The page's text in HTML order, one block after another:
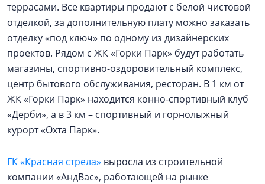
террасами. Все квартиры продают с белой чистовой
отделкой, за дополнительную плату можно заказать
отделку «под ключ» по одному из дизайнерских
проектов. Рядом с ЖК «Горки Парк» будут работать
магазины, спортивно-оздоровительный комплекс,
центр бытового обслуживания, ресторан. В 1 км от
ЖК «Горки Парк» находится конно-спортивный клуб
«Дерби», а в 3 км – спортивный и горнолыжный
курорт «Охта Парк».
ГК «Красная стрела» выросла из строительной
компании «АндВас», работающей на рынке